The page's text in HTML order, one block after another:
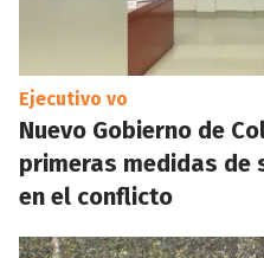
Ejecutivo vo
Nuevo Gobierno de
primeras medidas de
en el conflicto